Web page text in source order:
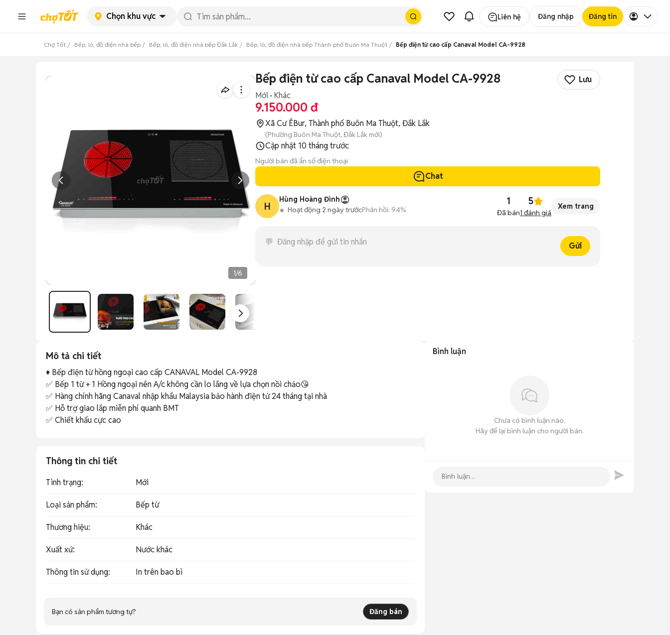
Chọn khu vực Liên hệ Đăng nhập Đăng tin
Chợ Tốt Bếp, lò, đồ điện nhà bếp Bếp, lò, đồ điện nhà bếp Đắk Lắk Bếp, lò, đồ điện nhà bếp Thành phố Buôn Ma Thuột Bếp điện từ cao cấp Canaval Model CA-9928
1/6
Bếp điện từ cao cấp Canaval Model CA-9928
Lưu
Mới
Khác
9.150.000 đ
Xã Cư ÊBur, Thành phố Buôn Ma Thuột, Đắk Lắk
(Phường Buôn Ma Thuột, Đắk Lắk mới)
Cập nhật 10 tháng trước
Người bán đã ẩn số điện thoại
Chat
H
Hùng Hoàng Đình
Hoạt động 2 ngày trướcPhản hồi: 94%
1
Đã bán
5
1 đánh giá
Xem trang
Gửi
Mô tả chi tiết
♦️ Bếp điện từ hồng ngoại cao cấp CANAVAL Model CA-9928
✅ Bếp 1 từ + 1 Hồng ngoại nên A/c không cần lo lắng về lựa chọn nồi chảo😘
✅ Hàng chính hãng Canaval nhập khẩu Malaysia bảo hành điện tử 24 tháng tại nhà
✅ Hỗ trợ giao lắp miễn phí quanh BMT
✅ Chiết khấu cực cao
Thông tin chi tiết
Tình trạng: Mới
Loại sản phẩm: Bếp từ
Thương hiệu: Khác
Xuất xứ: Nước khác
Thông tin sử dụng: In trên bao bì
Bạn có sản phẩm tương tự? Đăng bán
Bình luận
Chưa có bình luận nào.
Hãy để lại bình luận cho người bán.